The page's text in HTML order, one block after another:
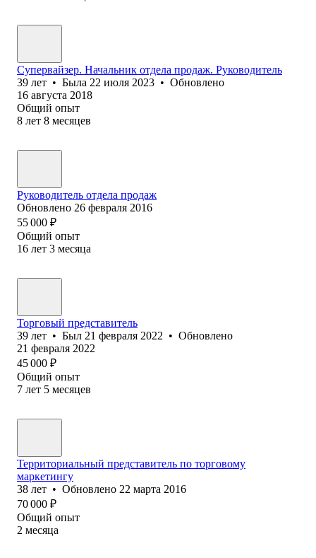
Супервайзер. Начальник отдела продаж. Руководитель
39 лет • Была 22 июля 2023 • Обновлено
16 августа 2018
Общий опыт
8 лет 8 месяцев
Руководитель отдела продаж
Обновлено 26 февраля 2016
55 000 ₽
Общий опыт
16 лет 3 месяца
Торговый представитель
39 лет • Был 21 февраля 2022 • Обновлено
21 февраля 2022
45 000 ₽
Общий опыт
7 лет 5 месяцев
Территориальный представитель по торговому
маркетингу
38 лет • Обновлено 22 марта 2016
70 000 ₽
Общий опыт
2 месяца